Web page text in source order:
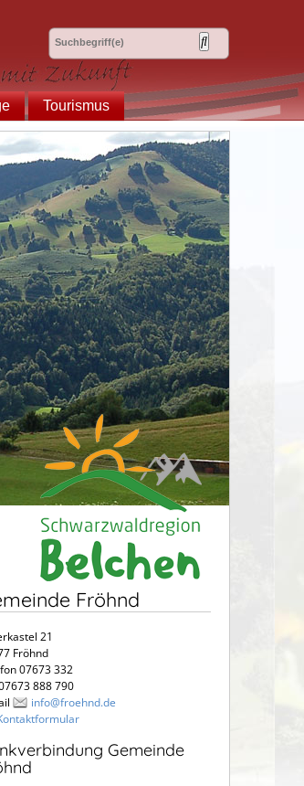
Tourismus
Fröhnd
21
Fröhnd
07673 332
888 790
info@froehnd.de
Gemeinde